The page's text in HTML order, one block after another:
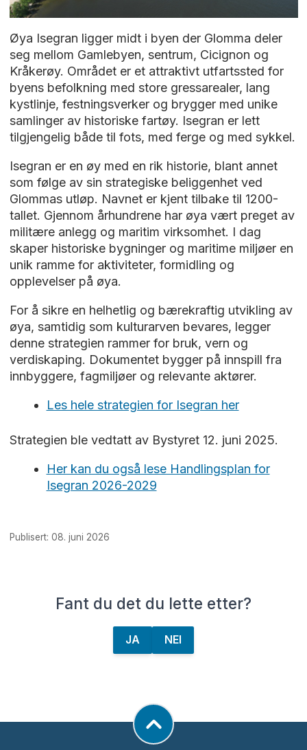
Øya Isegran ligger midt i byen der Glomma deler
seg mellom Gamlebyen, sentrum, Cicignon og
Kråkerøy. Området er et attraktivt utfartssted for
byens befolkning med store gressarealer, lang
kystlinje, festningsverker og brygger med unike
samlinger av historiske fartøy. Isegran er lett
tilgjengelig både til fots, med ferge og med sykkel.
Isegran er en øy med en rik historie, blant annet
som følge av sin strategiske beliggenhet ved
Glommas utløp. Navnet er kjent tilbake til 1200-
tallet. Gjennom århundrene har øya vært preget av
militære anlegg og maritim virksomhet. I dag
skaper historiske bygninger og maritime miljøer en
unik ramme for aktiviteter, formidling og
opplevelser på øya.
For å sikre en helhetlig og bærekraftig utvikling av
øya, samtidig som kulturarven bevares, legger
denne strategien rammer for bruk, vern og
verdiskaping. Dokumentet bygger på innspill fra
innbyggere, fagmiljøer og relevante aktører.
Les hele strategien for Isegran her
Strategien ble vedtatt av Bystyret 12. juni 2025.
Her kan du også lese Handlingsplan for
Isegran 2026-2029
Publisert: 08. juni 2026
Fant du det du lette etter?
JA NEI